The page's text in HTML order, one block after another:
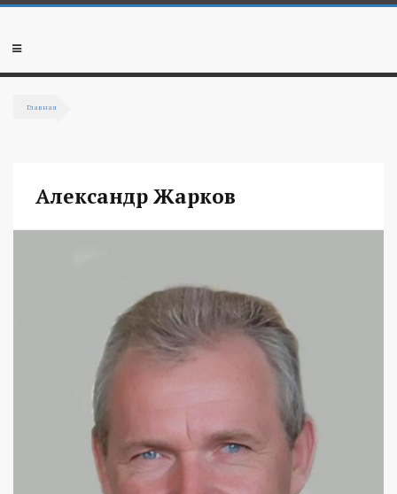
Перейти к основному содержанию
Мобильное
Главная
Александр Жарков